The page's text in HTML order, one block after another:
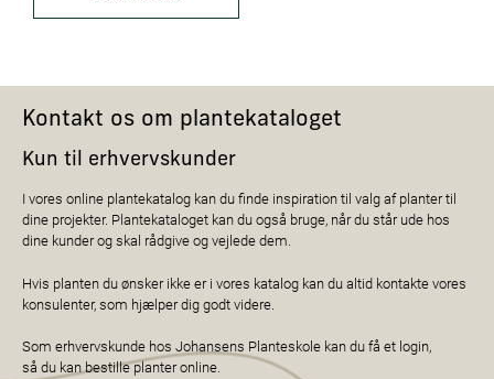
Kontakt os om plantekataloget
Kun til erhvervskunder
I vores online plantekatalog kan du finde inspiration til valg af planter til
dine projekter. Plantekataloget kan du også bruge, når du står ude hos
dine kunder og skal rådgive og vejlede dem.
Hvis planten du ønsker ikke er i vores katalog kan du altid kontakte vores
konsulenter, som hjælper dig godt videre.
Som erhvervskunde hos Johansens Planteskole kan du få et login,
så du kan bestille planter online.